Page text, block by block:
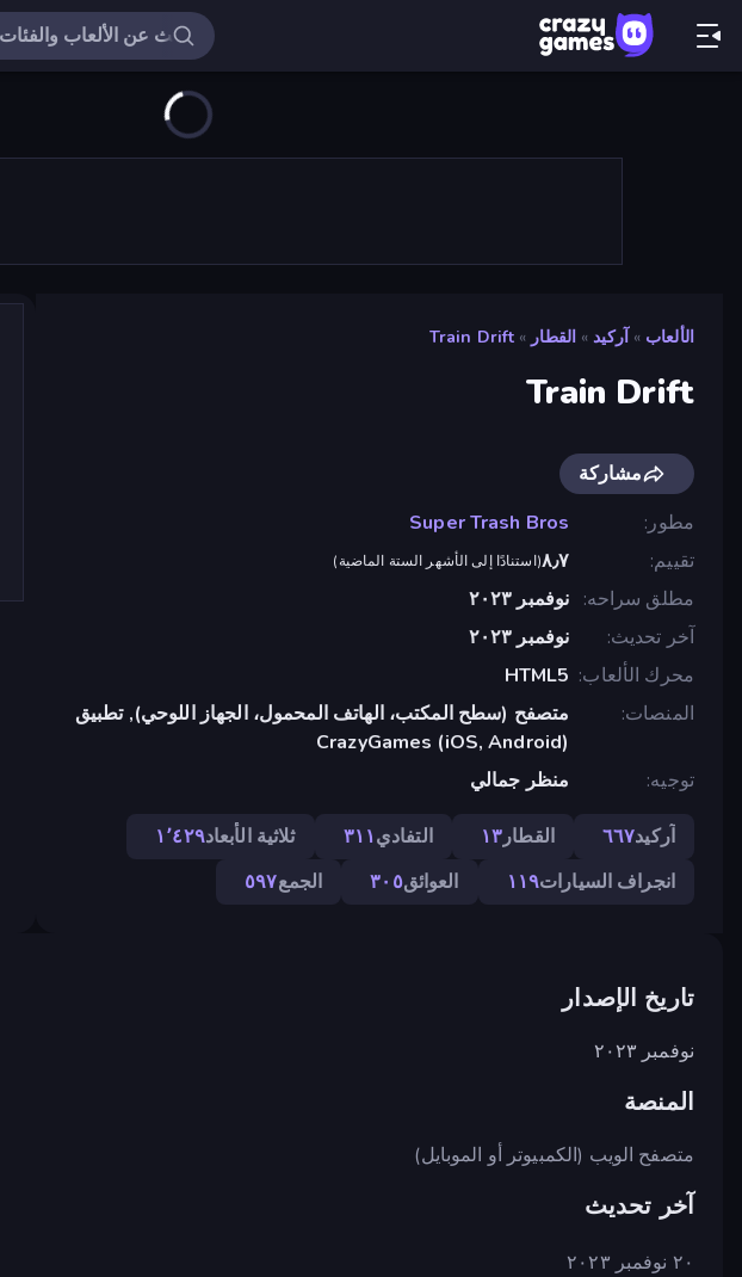
الألعاب » آركيد » القطار »
Train Drift
Train Drift
مشاركة
مطور
Super Trash Bros
تقييم
٨٫٧(استنادًا إلى الأشهر الستة الماضية)
مطلق سراحه
نوفمبر ٢٠٢٣
آخر تحديث
نوفمبر ٢٠٢٣
محرك الألعاب HTML5
المنصات
متصفح (سطح المكتب، الهاتف المحمول، الجهاز اللوحي), تطبيق
CrazyGames (iOS, Android)
توجيه
منظر جمالي
آركيد٦٦٧ القطار١٣ التفادي٣١١ ثلاثية الأبعاد١٬٤٢٩
انجراف السيارات١١٩ العوائق٣٠٥ الجمع٥٩٧
تاريخ الإصدار
نوفمبر ٢٠٢٣
المنصة
متصفح الويب (الكمبيوتر أو الموبايل)
آخر تحديث
٢٠ نوفمبر ٢٠٢٣